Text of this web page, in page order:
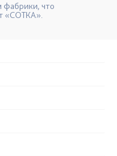
что
«СОТКА».